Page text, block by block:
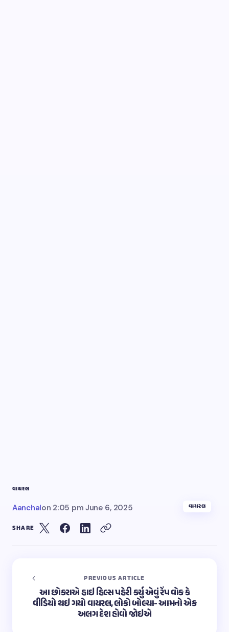
વાયરલ
Aanchalon 2:05 pm June 6, 2025 વાયરલ
SHARE
PREVIOUS ARTICLE
આ છોકરાએ હાઇ હિલ્સ પહેરી કર્યુ એવું રેંપ વોક કે
વીડિયો થઇ ગયો વાયરલ, લોકો બોલ્યા- આમનો એક
અલગ દેશ હોવો જોઇએ